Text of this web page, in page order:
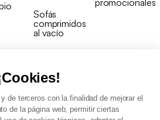
de terceros con la finalidad de mejorar el
de la página web, permitir ciertas
Sofás
comprimidos
al vacío